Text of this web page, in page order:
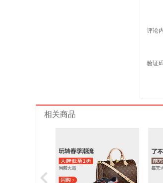
评论
验证
相关商品